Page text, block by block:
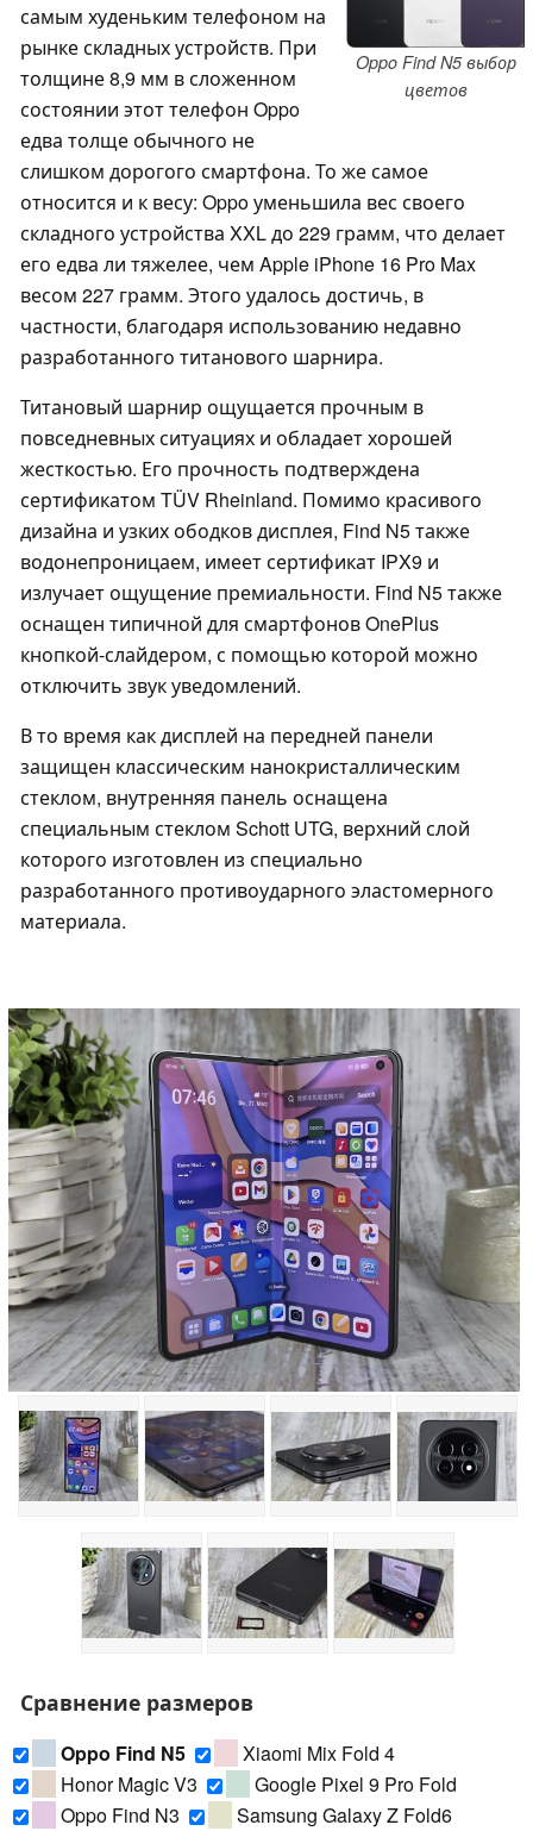
Oppo Find N5 выбор
цветов
самым худеньким телефоном на
рынке складных устройств. При
толщине 8,9 мм в сложенном
состоянии этот телефон Oppo
едва толще обычного не
слишком дорогого смартфона. То же самое
относится и к весу: Oppo уменьшила вес своего
складного устройства XXL до 229 грамм, что делает
его едва ли тяжелее, чем Apple iPhone 16 Pro Max
весом 227 грамм. Этого удалось достичь, в
частности, благодаря использованию недавно
разработанного титанового шарнира.
Титановый шарнир ощущается прочным в
повседневных ситуациях и обладает хорошей
жесткостью. Его прочность подтверждена
сертификатом TÜV Rheinland. Помимо красивого
дизайна и узких ободков дисплея, Find N5 также
водонепроницаем, имеет сертификат IPX9 и
излучает ощущение премиальности. Find N5 также
оснащен типичной для смартфонов OnePlus
кнопкой-слайдером, с помощью которой можно
отключить звук уведомлений.
В то время как дисплей на передней панели
защищен классическим нанокристаллическим
стеклом, внутренняя панель оснащена
специальным стеклом Schott UTG, верхний слой
которого изготовлен из специально
разработанного противоударного эластомерного
материала.
Сравнение размеров
Oppo Find N5
Xiaomi Mix Fold 4
Honor Magic V3
Google Pixel 9 Pro Fold
Oppo Find N3
Samsung Galaxy Z Fold6